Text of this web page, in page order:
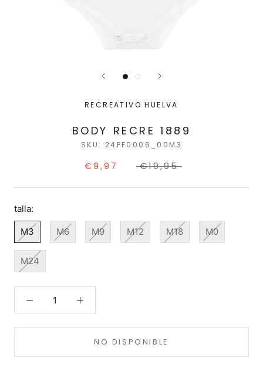
RECREATIVO HUELVA
BODY RECRE 1889
SKU: 24PF0006_00M3
€9,97 €19,95
talla:
M3 M6 M9 M12 M18 M0
M24
NO DISPONIBLE